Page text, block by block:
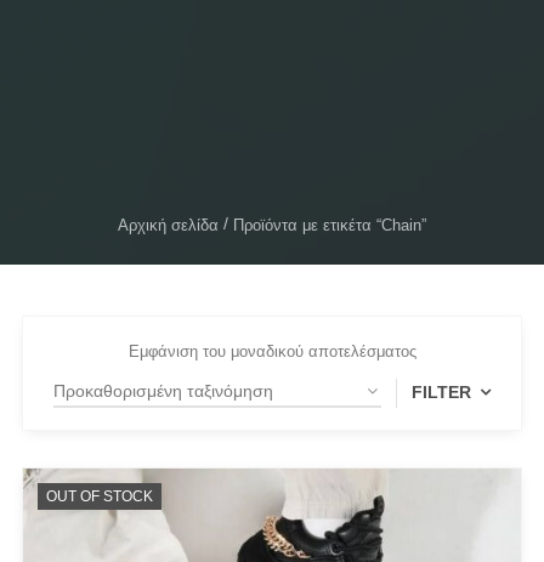
Αρχική σελίδα Προϊόντα με ετικέτα “Chain”
Εμφάνιση του μοναδικού αποτελέσματος
FILTER
PRODUCT CATEGORIES
OUT OF STOCK